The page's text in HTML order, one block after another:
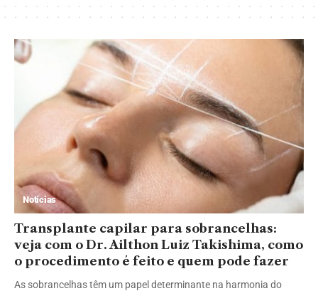
Notícias
Transplante capilar para sobrancelhas:
veja com o Dr. Ailthon Luiz Takishima, como
o procedimento é feito e quem pode fazer
As sobrancelhas têm um papel determinante na harmonia do